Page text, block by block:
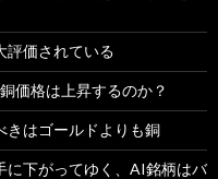
評価されている
価格は上昇するのか？
きはゴールドよりも銅
に下がってゆく、AI銘柄はバ